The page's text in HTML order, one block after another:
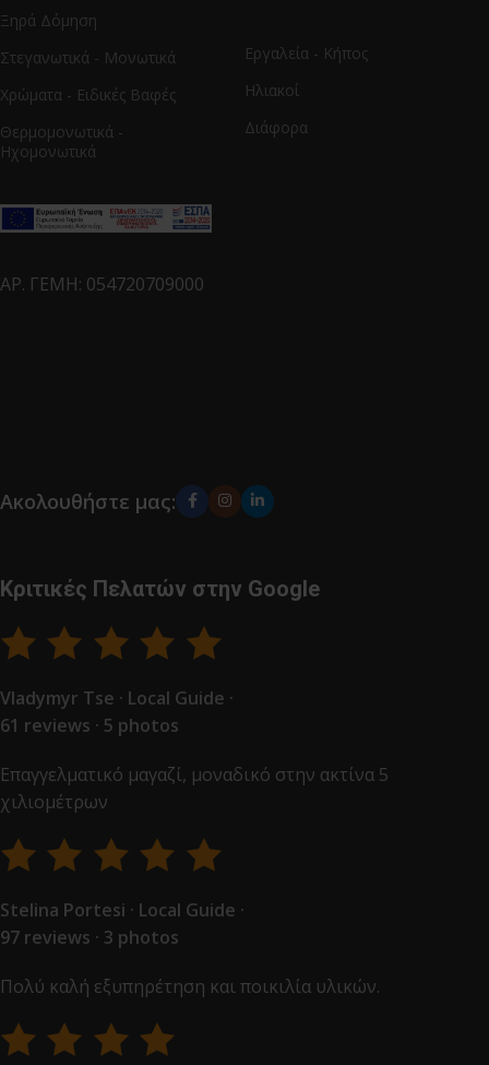
Ξηρά Δόμηση
Στεγανωτικά - Μονωτικά
Χρώματα - Ειδικές Βαφές
Θερμομονωτικά -
Ηχομονωτικά
ΑΡ. ΓΕΜΗ: 054720709000
Εργαλεία - Κήπος
Ηλιακοί
Διάφορα
Ακολουθήστε μας:
Κριτικές Πελατών στην Google
Vladymyr Tse · Local Guide ·
61 reviews · 5 photos
Επαγγελματικό μαγαζί, μοναδικό στην ακτίνα 5
χιλιομέτρων
Stelina Portesi · Local Guide ·
97 reviews · 3 photos
Πολύ καλή εξυπηρέτηση και ποικιλία υλικών.